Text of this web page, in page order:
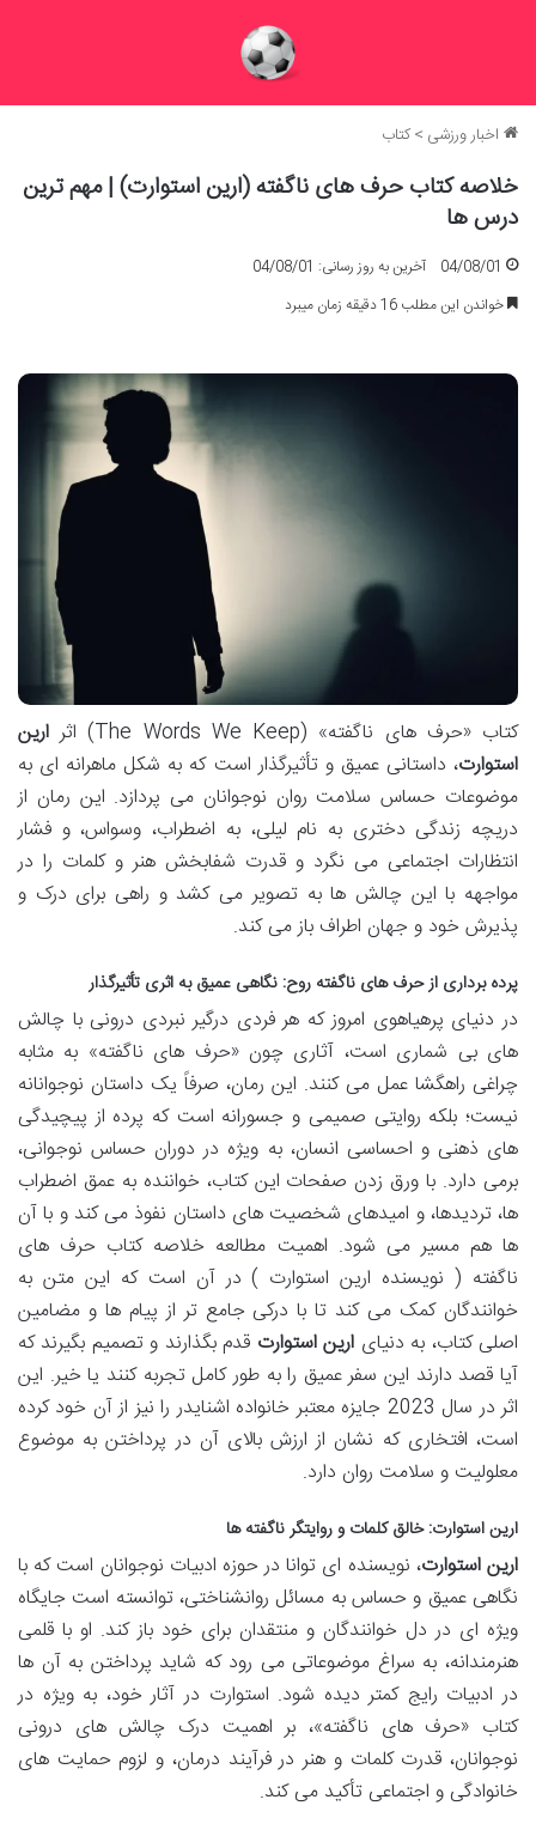
اخبار ورزشی >کتاب
خلاصه کتاب حرف های ناگفته (ارین استوارت) | مهم ترین
درس ها
04/08/01
آخرین به روز رسانی: 04/08/01
خواندن این مطلب 16 دقیقه زمان میبرد
کتاب «حرف های ناگفته» (The Words We Keep) اثر
ارین
استوارت، داستانی عمیق و تأثیرگذار است که به شکل ماهرانه ای به
موضوعات حساس سلامت روان نوجوانان می پردازد. این رمان از
دریچه زندگی دختری به نام لیلی، به اضطراب، وسواس، و فشار
انتظارات اجتماعی می نگرد و قدرت شفابخش هنر و کلمات را در
مواجهه با این چالش ها به تصویر می کشد و راهی برای درک و
پذیرش خود و جهان اطراف باز می کند.
پرده برداری از حرف های ناگفته روح: نگاهی عمیق به اثری تأثیرگذار
در دنیای پرهیاهوی امروز که هر فردی درگیر نبردی درونی با چالش
های بی شماری است، آثاری چون «حرف های ناگفته» به مثابه
چراغی راهگشا عمل می کنند. این رمان، صرفاً یک داستان نوجوانانه
نیست؛ بلکه روایتی صمیمی و جسورانه است که پرده از پیچیدگی
های ذهنی و احساسی انسان، به ویژه در دوران حساس نوجوانی،
برمی دارد. با ورق زدن صفحات این کتاب، خواننده به عمق اضطراب
ها، تردیدها، و امیدهای شخصیت های داستان نفوذ می کند و با آن
ها هم مسیر می شود. اهمیت مطالعه خلاصه کتاب حرف های
ناگفته ( نویسنده ارین استوارت ) در آن است که این متن به
خوانندگان کمک می کند تا با درکی جامع تر از پیام ها و مضامین
اصلی کتاب، به دنیای ارین استوارت قدم بگذارند و تصمیم بگیرند که
آیا قصد دارند این سفر عمیق را به طور کامل تجربه کنند یا خیر. این
اثر در سال 2023 جایزه معتبر خانواده اشنایدر را نیز از آن خود کرده
است، افتخاری که نشان از ارزش بالای آن در پرداختن به موضوع
معلولیت و سلامت روان دارد.
ارین استوارت: خالق کلمات و روایتگر ناگفته ها
ارین استوارت، نویسنده ای توانا در حوزه ادبیات نوجوانان است که با
نگاهی عمیق و حساس به مسائل روانشناختی، توانسته است جایگاه
ویژه ای در دل خوانندگان و منتقدان برای خود باز کند. او با قلمی
هنرمندانه، به سراغ موضوعاتی می رود که شاید پرداختن به آن ها
در ادبیات رایج کمتر دیده شود. استوارت در آثار خود، به ویژه در
کتاب «حرف های ناگفته»، بر اهمیت درک چالش های درونی
نوجوانان، قدرت کلمات و هنر در فرآیند درمان، و لزوم حمایت های
خانوادگی و اجتماعی تأکید می کند.